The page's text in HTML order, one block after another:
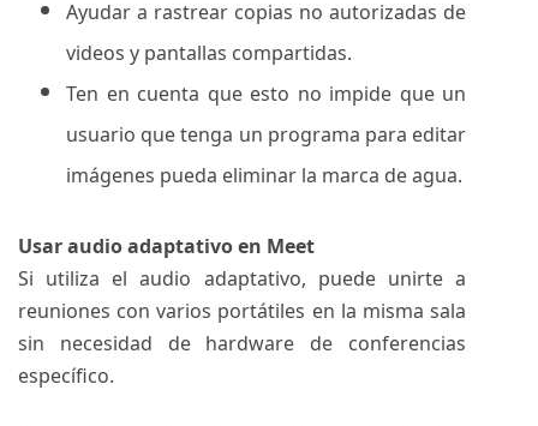
Ayudar a rastrear copias no autorizadas de
videos y pantallas compartidas.
Ten en cuenta que esto no impide que un
usuario que tenga un programa para editar
imágenes pueda eliminar la marca de agua.
Usar audio adaptativo en Meet
Si utiliza el audio adaptativo, puede unirte a
reuniones con varios portátiles en la misma sala
sin necesidad de hardware de conferencias
específico.